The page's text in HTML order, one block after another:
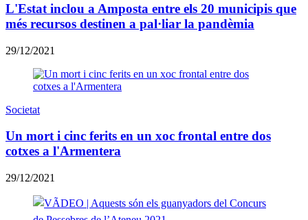
L'Estat inclou a Amposta entre els 20 municipis que
més recursos destinen a pal·liar la pandèmia
29/12/2021
Societat
Un mort i cinc ferits en un xoc frontal entre dos
cotxes a l'Armentera
29/12/2021